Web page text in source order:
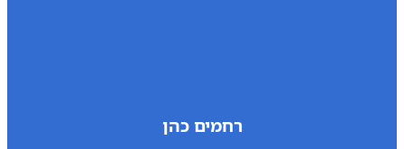
רחמים כהן